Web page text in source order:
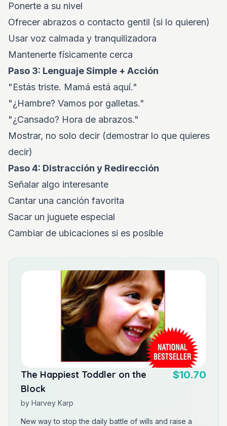
Ponerte a su nivel
Ofrecer abrazos o contacto gentil (si lo quieren)
Usar voz calmada y tranquilizadora
Mantenerte físicamente cerca
Paso 3: Lenguaje Simple + Acción
"Estás triste. Mamá está aquí."
"¿Hambre? Vamos por galletas."
"¿Cansado? Hora de abrazos."
Mostrar, no solo decir (demostrar lo que quieres
decir)
Paso 4: Distracción y Redirección
Señalar algo interesante
Cantar una canción favorita
Sacar un juguete especial
Cambiar de ubicaciones si es posible
The Happiest Toddler on the
Block
by Harvey Karp
$10.70
New way to stop the daily battle of wills and raise a